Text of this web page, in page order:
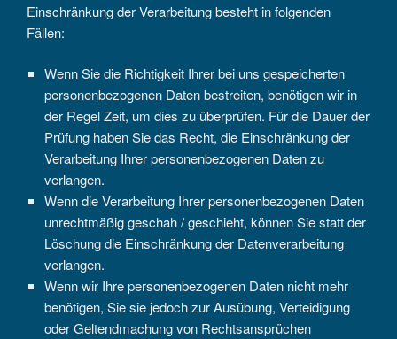
Einschränkung der Verarbeitung besteht in folgenden
Fällen:
Wenn Sie die Richtigkeit Ihrer bei uns gespeicherten
personenbezogenen Daten bestreiten, benötigen wir in
der Regel Zeit, um dies zu überprüfen. Für die Dauer der
Prüfung haben Sie das Recht, die Einschränkung der
Verarbeitung Ihrer personenbezogenen Daten zu
verlangen.
Wenn die Verarbeitung Ihrer personenbezogenen Daten
unrechtmäßig geschah / geschieht, können Sie statt der
Löschung die Einschränkung der Datenverarbeitung
verlangen.
Wenn wir Ihre personenbezogenen Daten nicht mehr
benötigen, Sie sie jedoch zur Ausübung, Verteidigung
oder Geltendmachung von Rechtsansprüchen